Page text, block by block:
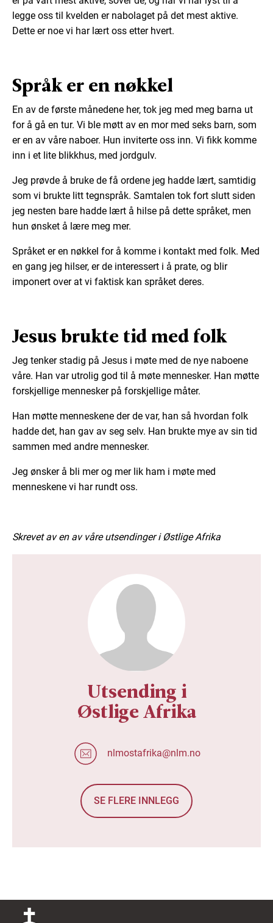
legge oss til kvelden er nabolaget på det mest aktive.
Dette er noe vi har lært oss etter hvert.
Språk er en nøkkel
En av de første månedene her, tok jeg med meg barna ut
for å gå en tur. Vi ble møtt av en mor med seks barn, som
er en av våre naboer. Hun inviterte oss inn. Vi fikk komme
inn i et lite blikkhus, med jordgulv.
Jeg prøvde å bruke de få ordene jeg hadde lært, samtidig
som vi brukte litt tegnspråk. Samtalen tok fort slutt siden
jeg nesten bare hadde lært å hilse på dette språket, men
hun ønsket å lære meg mer.
Språket er en nøkkel for å komme i kontakt med folk. Med
en gang jeg hilser, er de interessert i å prate, og blir
imponert over at vi faktisk kan språket deres.
Jesus brukte tid med folk
Jeg tenker stadig på Jesus i møte med de nye naboene
våre. Han var utrolig god til å møte mennesker. Han møtte
forskjellige mennesker på forskjellige måter.
Han møtte menneskene der de var, han så hvordan folk
hadde det, han gav av seg selv. Han brukte mye av sin tid
sammen med andre mennesker.
Jeg ønsker å bli mer og mer lik ham i møte med
menneskene vi har rundt oss.
Skrevet av en av våre utsendinger i Østlige Afrika
Utsending i
Østlige Afrika
nlmostafrika@nlm.no
SE FLERE INNLEGG